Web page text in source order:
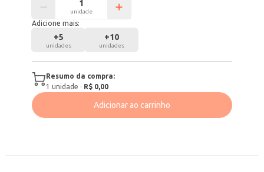
unidade
Adicione mais:
+5
unidades
+10
unidades
Resumo da compra:
1 unidade · R$ 0,00
Adicionar ao carrinho